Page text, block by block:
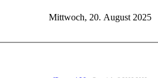
Mittwoch, 20. August 2025